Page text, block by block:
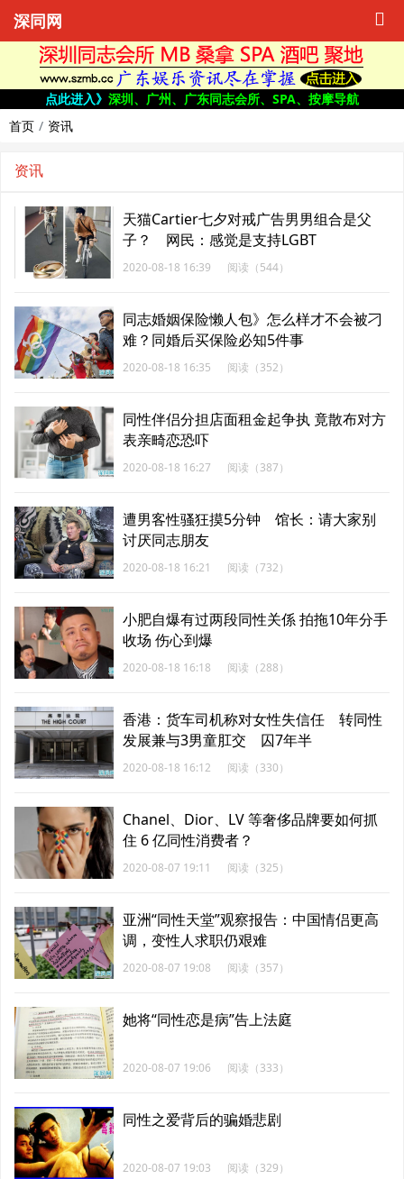
深同网
点此进入》 深圳、广州、广东同志会所、SPA、按摩导航
首页
资讯
资讯
天猫Cartier七夕对戒广告男男组合是父
子？ 网民：感觉是支持LGBT
2020-08-18 16:39 阅读（544）
同志婚姻保险懒人包》怎么样才不会被刁
难？同婚后买保险必知5件事
2020-08-18 16:35 阅读（352）
同性伴侣分担店面租金起争执 竟散布对方
表亲畸恋恐吓
2020-08-18 16:27 阅读（387）
遭男客性骚狂摸5分钟 馆长：请大家别
讨厌同志朋友
2020-08-18 16:21 阅读（732）
小肥自爆有过两段同性关係 拍拖10年分手
收场 伤心到爆
2020-08-18 16:18 阅读（288）
香港：货车司机称对女性失信任 转同性
发展兼与3男童肛交 囚7年半
2020-08-18 16:12 阅读（330）
Chanel、Dior、LV 等奢侈品牌要如何抓
住 6 亿同性消费者？
2020-08-07 19:11 阅读（325）
亚洲“同性天堂”观察报告：中国情侣更高
调，变性人求职仍艰难
2020-08-07 19:08 阅读（357）
她将“同性恋是病”告上法庭
2020-08-07 19:06 阅读（333）
同性之爱背后的骗婚悲剧
2020-08-07 19:03 阅读（329）